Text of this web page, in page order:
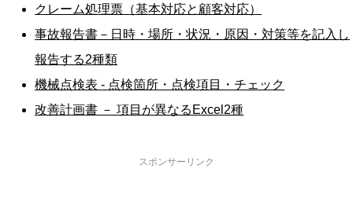
クレーム処理票（基本対応と顧客対応）
事故報告書－日時・場所・状況・原因・対策等を記入し
報告する2種類
機械点検表 - 点検箇所・点検項目・チェック
改善計画書 － 項目が異なるExcel2種
スポンサーリンク